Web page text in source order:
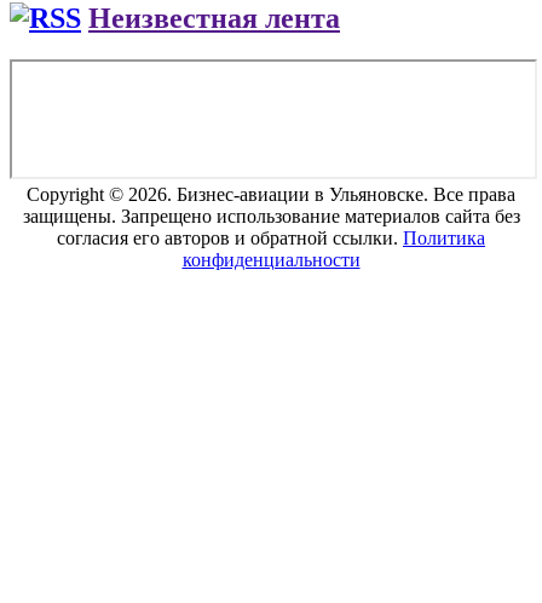
Неизвестная лента
Copyright © 2026. Бизнес-авиации в Ульяновске. Все права
защищены. Запрещено использование материалов сайта без
согласия его авторов и обратной ссылки. Политика
конфиденциальности